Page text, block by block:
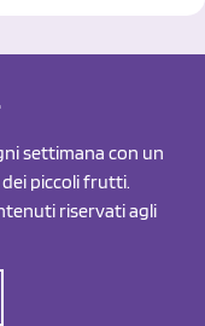
settimana con un
piccoli frutti.
riservati agli